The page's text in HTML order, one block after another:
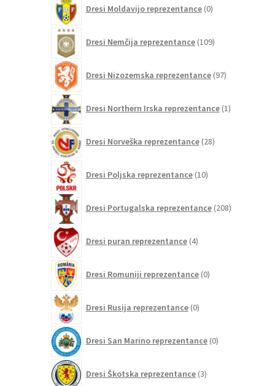
Dresi Moldavijo reprezentance 0izdelkov
Dresi Nemčija reprezentance 109izdelkov
Dresi Nizozemska reprezentance 97izdelkov
Dresi Northern Irska reprezentance 1izdelek
Dresi Norveška reprezentance 28izdelkov
Dresi Poljska reprezentance 10izdelkov
Dresi Portugalska reprezentance 208izdelkov
Dresi puran reprezentance 4izdelki
Dresi Romuniji reprezentance 0izdelkov
Dresi Rusija reprezentance 0izdelkov
Dresi San Marino reprezentance 0izdelkov
Dresi Škotska reprezentance 3izdelki